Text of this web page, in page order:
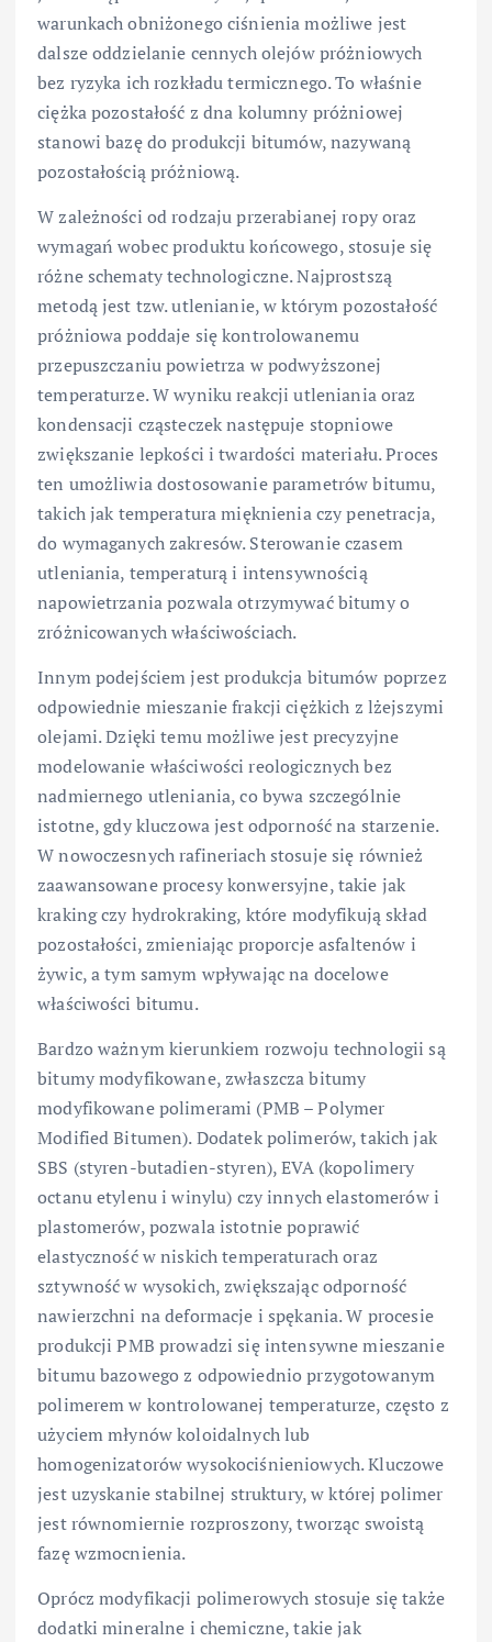
warunkach obniżonego ciśnienia możliwe jest
dalsze oddzielanie cennych olejów próżniowych
bez ryzyka ich rozkładu termicznego. To właśnie
ciężka pozostałość z dna kolumny próżniowej
stanowi bazę do produkcji bitumów, nazywaną
pozostałością próżniową.
W zależności od rodzaju przerabianej ropy oraz
wymagań wobec produktu końcowego, stosuje się
różne schematy technologiczne. Najprostszą
metodą jest tzw. utlenianie, w którym pozostałość
próżniowa poddaje się kontrolowanemu
przepuszczaniu powietrza w podwyższonej
temperaturze. W wyniku reakcji utleniania oraz
kondensacji cząsteczek następuje stopniowe
zwiększanie lepkości i twardości materiału. Proces
ten umożliwia dostosowanie parametrów bitumu,
takich jak temperatura mięknienia czy penetracja,
do wymaganych zakresów. Sterowanie czasem
utleniania, temperaturą i intensywnością
napowietrzania pozwala otrzymywać bitumy o
zróżnicowanych właściwościach.
Innym podejściem jest produkcja bitumów poprzez
odpowiednie mieszanie frakcji ciężkich z lżejszymi
olejami. Dzięki temu możliwe jest precyzyjne
modelowanie właściwości reologicznych bez
nadmiernego utleniania, co bywa szczególnie
istotne, gdy kluczowa jest odporność na starzenie.
W nowoczesnych rafineriach stosuje się również
zaawansowane procesy konwersyjne, takie jak
kraking czy hydrokraking, które modyfikują skład
pozostałości, zmieniając proporcje asfaltenów i
żywic, a tym samym wpływając na docelowe
właściwości bitumu.
Bardzo ważnym kierunkiem rozwoju technologii są
bitumy modyfikowane, zwłaszcza bitumy
modyfikowane polimerami (PMB – Polymer
Modified Bitumen). Dodatek polimerów, takich jak
SBS (styren-butadien-styren), EVA (kopolimery
octanu etylenu i winylu) czy innych elastomerów i
plastomerów, pozwala istotnie poprawić
elastyczność w niskich temperaturach oraz
sztywność w wysokich, zwiększając odporność
nawierzchni na deformacje i spękania. W procesie
produkcji PMB prowadzi się intensywne mieszanie
bitumu bazowego z odpowiednio przygotowanym
polimerem w kontrolowanej temperaturze, często z
użyciem młynów koloidalnych lub
homogenizatorów wysokociśnieniowych. Kluczowe
jest uzyskanie stabilnej struktury, w której polimer
jest równomiernie rozproszony, tworząc swoistą
fazę wzmocnienia.
Oprócz modyfikacji polimerowych stosuje się także
dodatki mineralne i chemiczne, takie jak